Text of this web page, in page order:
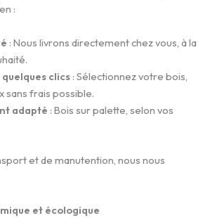
:
: Nous livrons directement chez vous, à la
clics : Sélectionnez votre bois,
sans frais possible.
adapté : Bois sur palette, selon vos
et de manutention, nous nous
et écologique